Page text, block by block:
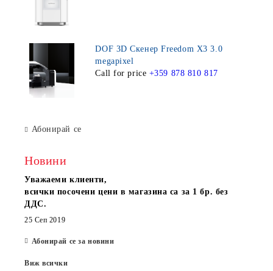
DOF 3D Скенер Freedom X3 3.0
megapixel
Call for price +359 878 810 817
Абонирай се
Новини
Уважаеми клиенти,
всички посочени цени в магазина са за 1 бр. без
ДДС.
25 Сеп 2019
Абонирай се за новини
Виж всички